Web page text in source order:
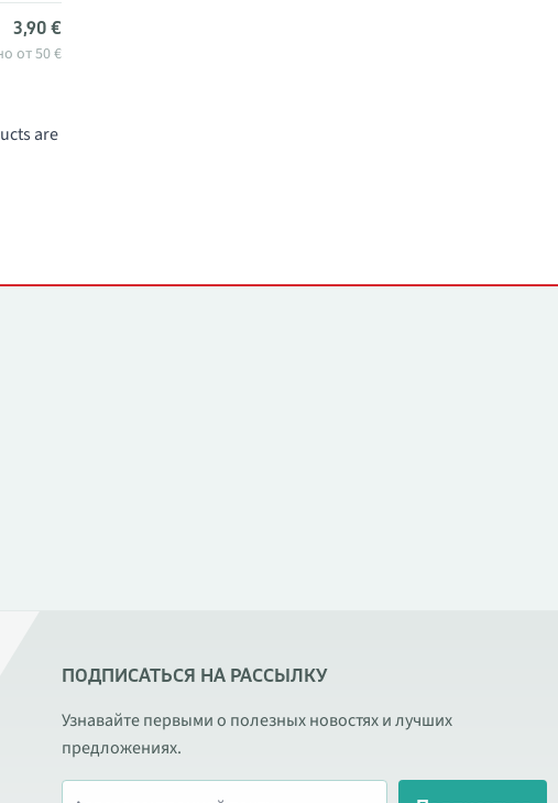
3,90 €
от 50 €
are
ПОДПИСАТЬСЯ НА РАССЫЛКУ
Узнавайте первыми о полезных новостях и лучших
предложениях.